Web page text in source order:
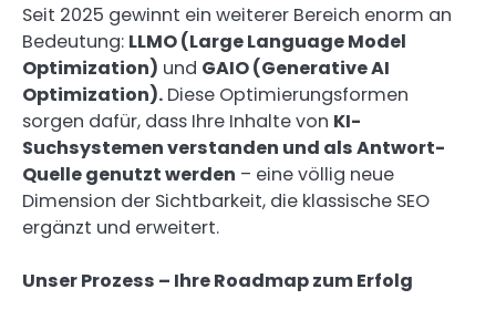
Seit 2025 gewinnt ein weiterer Bereich enorm an
Bedeutung: LLMO (Large Language Model
Optimization) und GAIO (Generative AI
Optimization). Diese Optimierungsformen
sorgen dafür, dass Ihre Inhalte von KI-
Suchsystemen verstanden und als Antwort-
Quelle genutzt werden – eine völlig neue
Dimension der Sichtbarkeit, die klassische SEO
ergänzt und erweitert.
Unser Prozess – Ihre Roadmap zum Erfolg